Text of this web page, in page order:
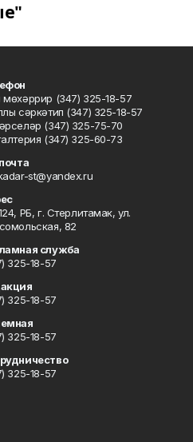
(347) 325-18-57
сәркәтип (347) 325-18-57
(347) 325-75-70
(347) 325-60-73
st@yandex.ru
РБ, г. Стерлитамак, ул.
82
служба
325-18-57
325-18-57
325-18-57
325-18-57